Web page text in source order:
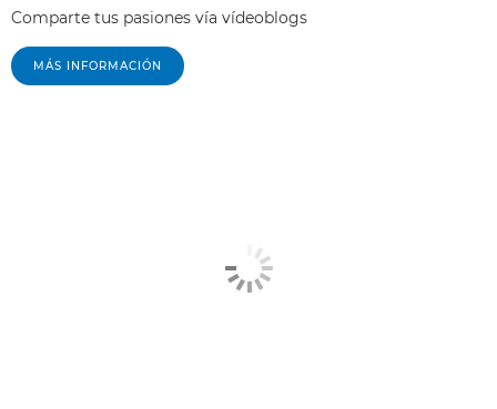
Comparte tus pasiones vía vídeoblogs
MÁS INFORMACIÓN